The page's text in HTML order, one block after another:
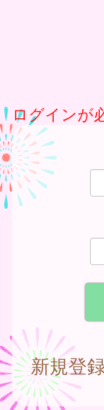
ログインが
新規登